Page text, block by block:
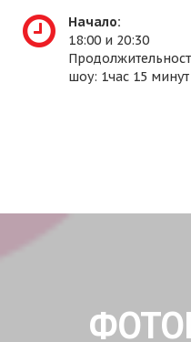
Начало:
18:00 и 20:30
шоу: 1час 15 минут